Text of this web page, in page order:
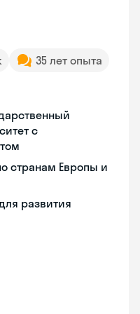
35 лет опыта
с
странам Европы и
развития